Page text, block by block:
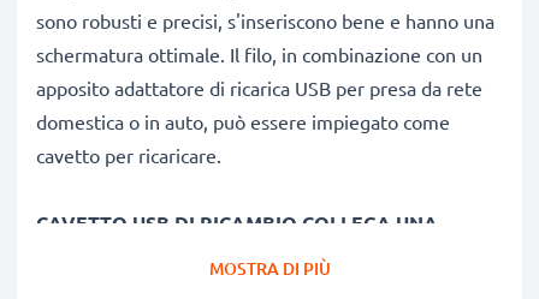
sono robusti e precisi, s'inseriscono bene e hanno una
schermatura ottimale. Il filo, in combinazione con un
apposito adattatore di ricarica USB per presa da rete
domestica o in auto, può essere impiegato come
cavetto per ricaricare.
CAVETTO USB DI RICAMBIO COLLEGA UNA
CONSOLLE A ALTRO DISPOSITIVO
MOSTRA DI PIÙ